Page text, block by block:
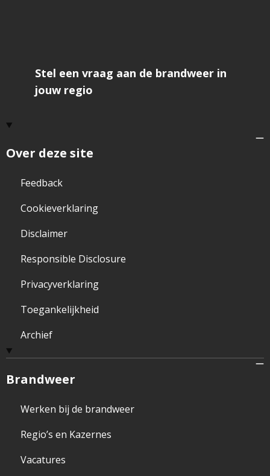
Over deze site
Feedback
Cookieverklaring
Disclaimer
Responsible Disclosure
Privacyverklaring
Toegankelijkheid
Archief
Brandweer
Werken bij de brandweer
Regio’s en Kazernes
Vacatures
Stel een vraag aan de brandweer in
jouw regio